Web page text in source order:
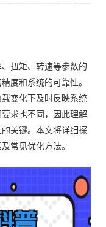
扭矩、转速等参数的
度和系统的可靠性。
变化下及时反映系统
求也不同，因此理解
关键。本文将详细探
常见优化方法。